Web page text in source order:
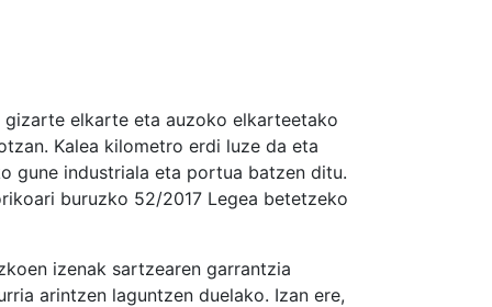
elkarte eta auzoko elkarteetako
Kalea kilometro erdi luze da eta
gune industriala eta portua batzen ditu.
buruzko 52/2017 Legea betetzeko
izenak sartzearen garrantzia
arintzen laguntzen duelako. Izan ere,